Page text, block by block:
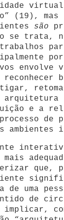
(19),
são
se trata,
envolve
e a
de
que,
uma
de